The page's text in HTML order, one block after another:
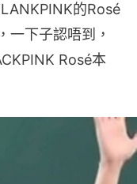
的Rosé
一下子認唔到，
Rosé本